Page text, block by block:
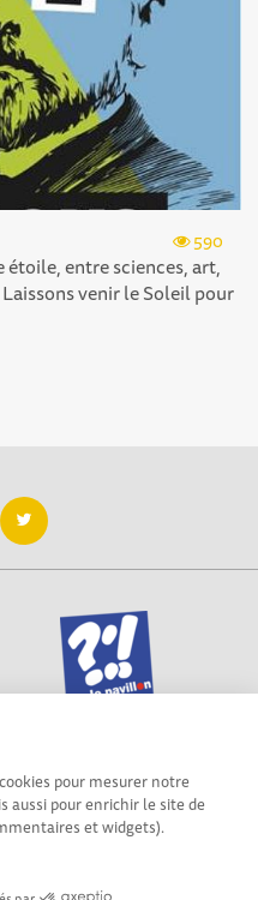
pour mesurer notre
aussi pour enrichir le site de
et widgets).
590
entre sciences, art,
venir le Soleil pour
? Écrivez vos
la plateforme